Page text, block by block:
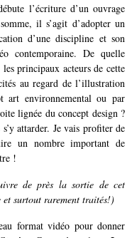
l’écriture d’un ouvrage
il s’agit d’adopter un
d’une discipline et son
contemporaine. De quelle
principaux acteurs de cette
au regard de l’illustration
art environnemental ou par
lignée du concept design ?
attarder. Je vais profiter de
un nombre important de
!
de près la sortie de cet
surtout rarement traités!)
format vidéo pour donner